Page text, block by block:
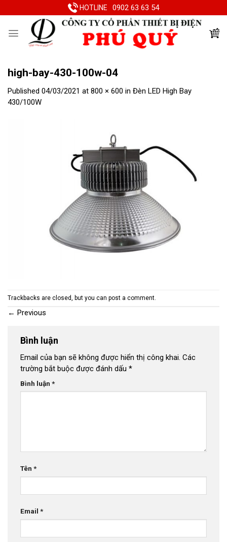
to
HOTLINE 0902 63 63 54
high-bay-430-100w-04
Published 04/03/2021 at 800 × 600 in Đèn LED High Bay
430/100W
Trackbacks are closed, but you can post a comment.
← Previous
Bình luận
Email của bạn sẽ không được hiển thị công khai. Các
trường bắt buộc được đánh dấu *
Bình luận *
Tên *
Email *